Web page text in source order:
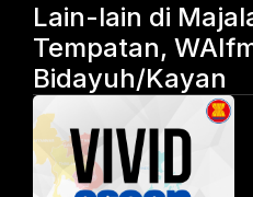
Lain-lain di
Tempatan,
Bidayuh/Kayan